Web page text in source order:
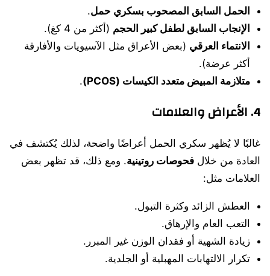
الحمل السابق المصحوب بسكري حمل.
الإنجاب السابق لطفل كبير الحجم (أكثر من 4 كغ).
الانتماء العرقي (بعض الأعراق مثل الآسيويات والأفارقة
أكثر عرضة).
متلازمة المبيض متعدد الكيسات (PCOS)
.
4. الأعراض والعلامات
غالبًا لا يُظهر سكري الحمل أعراضًا واضحة، لذلك يُكتشف في
العادة من خلال فحوصات روتينية. ومع ذلك، قد تظهر بعض
العلامات مثل:
العطش الزائد وكثرة التبول.
التعب العام والإرهاق.
زيادة الشهية أو فقدان الوزن غير المبرر.
تكرار الالتهابات المهبلية أو الجلدية.